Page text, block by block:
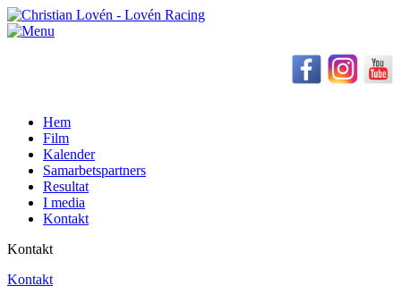
Hem
Film
Kalender
Samarbetspartners
Resultat
I media
Kontakt
Kontakt
Kontakt